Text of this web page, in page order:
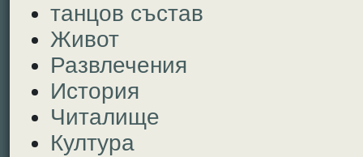
танцов състав
Живот
Развлечения
История
Читалище
Култура